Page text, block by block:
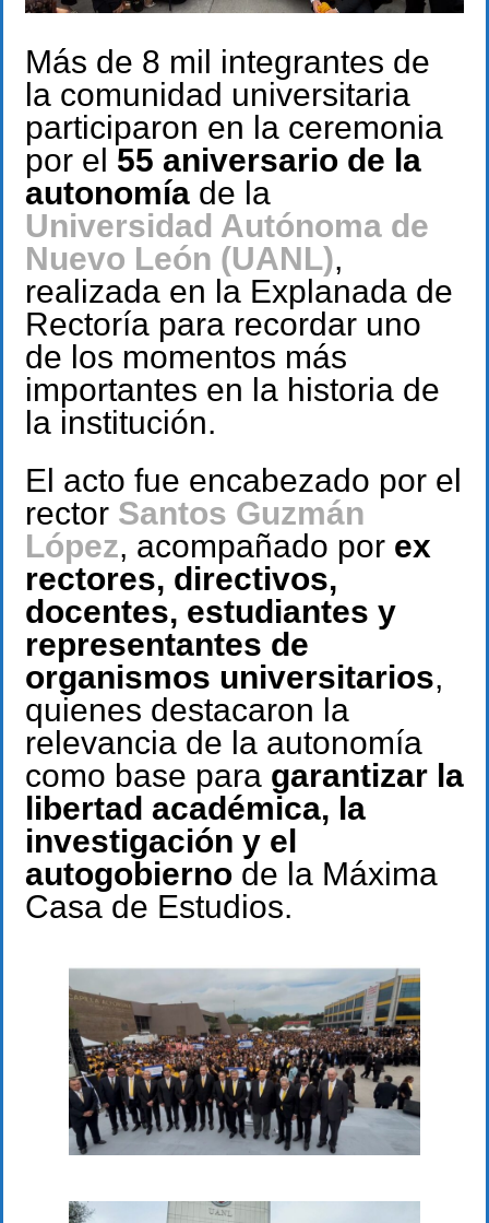
Más de 8 mil integrantes de
la comunidad universitaria
participaron en la ceremonia
por el 55 aniversario de la
autonomía de la
Universidad Autónoma de
Nuevo León (UANL),
realizada en la Explanada de
Rectoría para recordar uno
de los momentos más
importantes en la historia de
la institución.
El acto fue encabezado por el
rector Santos Guzmán
López, acompañado por ex
rectores, directivos,
docentes, estudiantes y
representantes de
organismos universitarios,
quienes destacaron la
relevancia de la autonomía
como base para garantizar la
libertad académica, la
investigación y el
autogobierno de la Máxima
Casa de Estudios.